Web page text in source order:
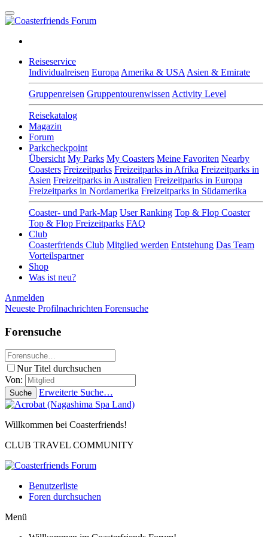
Reiseservice
Individualreisen Europa Amerika & USA Asien & Emirate
Gruppenreisen Gruppentourenwissen Activity Level
Reisekatalog
Magazin
Forum
Parkcheckpoint
Übersicht My Parks My Coasters Meine Favoriten Nearby
Coasters Freizeitparks Freizeitparks in Afrika Freizeitparks in
Asien Freizeitparks in Australien Freizeitparks in Europa
Freizeitparks in Nordamerika Freizeitparks in Südamerika
Coaster- und Park-Map User Ranking Top & Flop Coaster
Top & Flop Freizeitparks FAQ
Club
Coasterfriends Club Mitglied werden Entstehung Das Team
Vorteilspartner
Shop
Was ist neu?
Anmelden
Neueste Profilnachrichten Forensuche
Forensuche
Nur Titel durchsuchen
Von:
Suche Erweiterte Suche…
Willkommen bei Coasterfriends!
CLUB TRAVEL COMMUNITY
Benutzerliste
Foren durchsuchen
Menü